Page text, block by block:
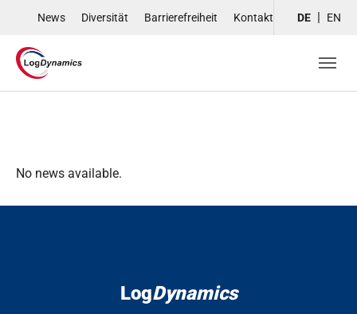
News Diversität Barrierefreiheit Kontakt DE EN
No news available.
LogDynamics